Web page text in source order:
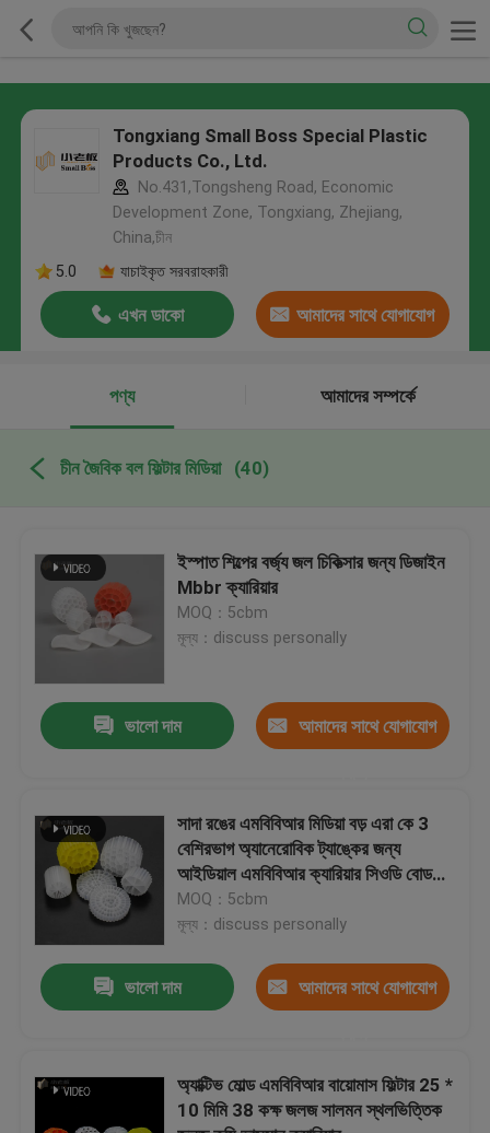
Tongxiang Small Boss Special Plastic
Products Co., Ltd.
No.431,Tongsheng Road, Economic
Development Zone, Tongxiang, Zhejiang,
China,চীন
5.0
যাচাইকৃত সরবরাহকারী
এখন ডাকো আমাদের সাথে যোগাযোগ
পণ্য
আমাদের সম্পর্কে
চীন জৈবিক বল ফিল্টার মিডিয়া (40)
ইস্পাত শিল্পের বর্জ্য জল চিকিত্সার জন্য ডিজাইন
Mbbr ক্যারিয়ার
MOQ：5cbm
মূল্য：discuss personally
ভালো দাম আমাদের সাথে যোগাযোগ
সাদা রঙের এমবিবিআর মিডিয়া বড় এরা কে 3
বেশিরভাগ অ্যানেরোবিক ট্যাঙ্কের জন্য
আইডিয়াল এমবিবিআর ক্যারিয়ার সিওডি বোড
অপসারণ
MOQ：5cbm
মূল্য：discuss personally
ভালো দাম আমাদের সাথে যোগাযোগ
অ্যাক্টিভ মোল্ড এমবিবিআর বায়োমাস ফিল্টার 25 *
10 মিমি 38 কক্ষ জলজ সালমন স্থলভিত্তিক